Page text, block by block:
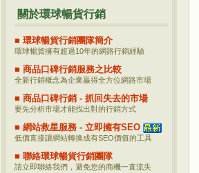
關於環球暢貨行銷
■ 環球暢貨行銷團隊簡介
環球暢貨擁有超過10年的網路行銷經驗
■ 商品口碑行銷服務之比較
全新行銷概念為企業贏得全方位網路市場
■ 商品口碑行銷 - 抓回失去的市場
要先分析市場才能找出對的行銷方式
■ 網站救星服務 - 立即擁有SEO
低價直接讓網站轉換成有SEO價值的工具
■ 聯絡環球暢貨行銷團隊
請立即聯絡我們，避免您的商機一直流失